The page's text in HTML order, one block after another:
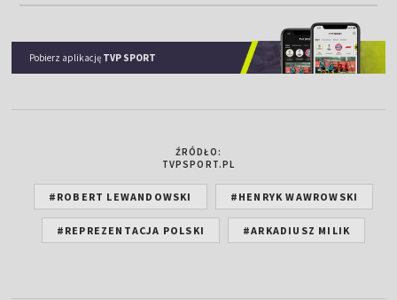
Pobierz aplikację TVP SPORT
ŹRÓDŁO:
TVPSPORT.PL
#ROBERT LEWANDOWSKI #HENRYK WAWROWSKI
#REPREZENTACJA POLSKI #ARKADIUSZ MILIK